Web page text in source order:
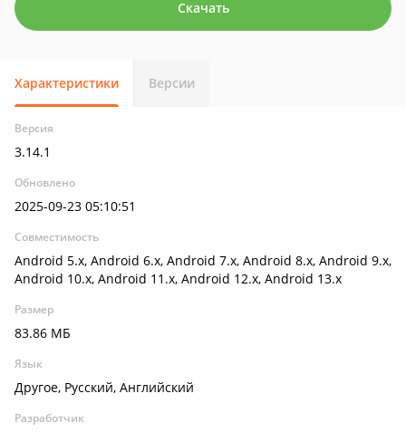
Скачать
Характеристики Версии
Версия
3.14.1
Обновлено
2025-09-23 05:10:51
Совместимость
Android 5.x, Android 6.x, Android 7.x, Android 8.x, Android 9.x,
Android 10.x, Android 11.x, Android 12.x, Android 13.x
Размер
83.86 МБ
Язык
Другое, Русский, Английский
Разработчик